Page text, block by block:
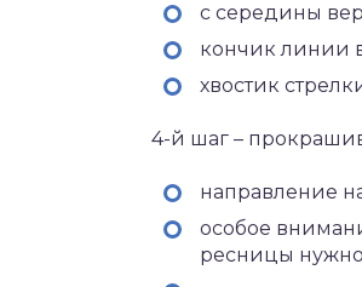
с середины
кончик линии
хвостик
4-й шаг –
направление
особое
ресницы нужно